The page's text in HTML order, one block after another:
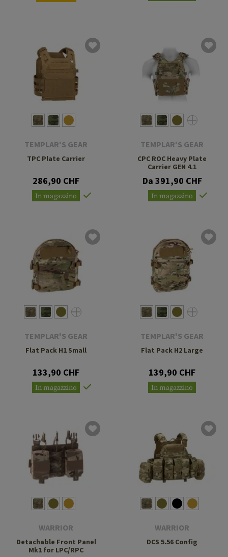
TEMPLAR'S GEAR
TPC Plate Carrier
286,90 CHF
In magazzino
TEMPLAR'S GEAR
CPC ROC Heavy Plate
Carrier GEN 4.1
Da 391,90 CHF
In magazzino
TEMPLAR'S GEAR
Flat Pack H1 Small
133,90 CHF
In magazzino
TEMPLAR'S GEAR
Flat Pack H2 Large
139,90 CHF
In magazzino
WARRIOR
Detachable Front Panel
Mk1 for LPC/RPC
WARRIOR
DCS 5.56 Config